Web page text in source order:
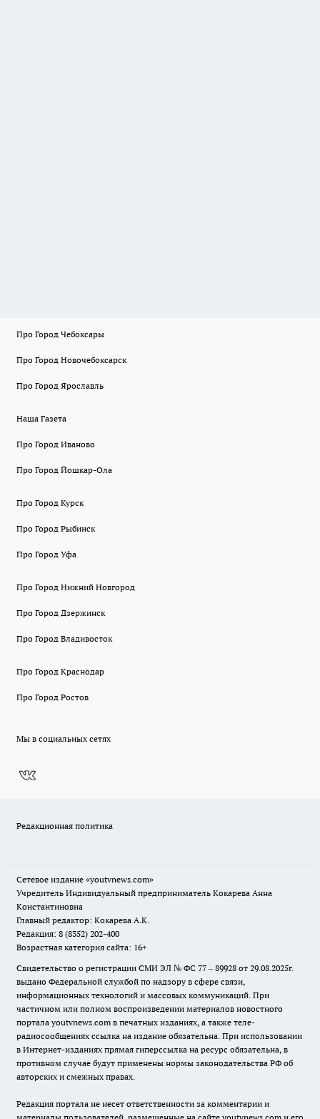
Про Город Чебоксары
Про Город Новочебоксарск
Про Город Ярославль
Наша Газета
Про Город Иваново
Про Город Йошкар-Ола
Про Город Курск
Про Город Рыбинск
Про Город Уфа
Про Город Нижний Новгород
Про Город Дзержинск
Про Город Владивосток
Про Город Краснодар
Про Город Ростов
Мы в социальных сетях
Редакционная политика
Сетевое издание «youtvnews.com»
Учредитель Индивидуальный предприниматель Кокарева Анна
Константиновна
Главный редактор: Кокарева А.К.
Редакция: 8 (8352) 202-400
Возрастная категория сайта: 16+
Свидетельство о регистрации СМИ ЭЛ № ФС 77 – 89928 от 29.08.2025г.
выдано Федеральной службой по надзору в сфере связи,
информационных технологий и массовых коммуникаций. При
частичном или полном воспроизведении материалов новостного
портала youtvnews.com в печатных изданиях, а также теле-
радиосообщениях ссылка на издание обязательна. При использовании
в Интернет-изданиях прямая гиперссылка на ресурс обязательна, в
противном случае будут применены нормы законодательства РФ об
авторских и смежных правах.
Редакция портала не несет ответственности за комментарии и